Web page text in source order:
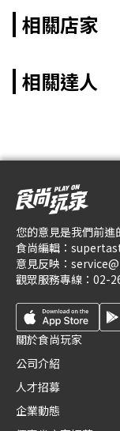
相關店家
相關達人
您的意見是我們前
食尚編輯：
意見反映：
觀眾服務專線： 02-
關於食尚玩家
公司介紹
人才招募
企業動態